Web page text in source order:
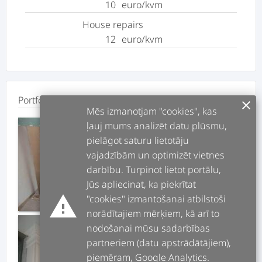
10 euro/kvm
House repairs
12 euro/kvm
Portfolio
warning
Mēs izmanotjam "cookies", kas
ļauj mums analizēt datu plūsmu,
pielāgot saturu lietotāju
vajadzībām un optimizēt vietnes
darbību. Turpinot lietot portālu,
Jūs apliecinat, ka piekrītat
"cookies" izmantošanai atbilstoši
norādītajiem mērķiem, kā arī to
nodošanai mūsu sadarbības
partneriem (datu apstrādātājiem),
piemēram, Google Analytics.
clear